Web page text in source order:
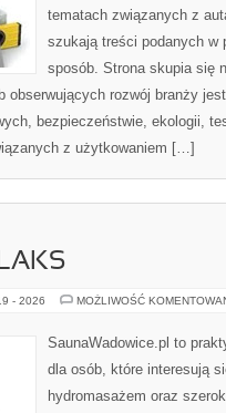
tematach związanych z
szukają treści podanych w
sposób. Strona skupia się
obserwujących rozwój branży
bezpieczeństwie, ekologii,
z użytkowaniem […]
- 2026 MOŻLIWOŚĆ
SaunaWadowice.pl to
dla osób, które interesują
hydromasażem oraz